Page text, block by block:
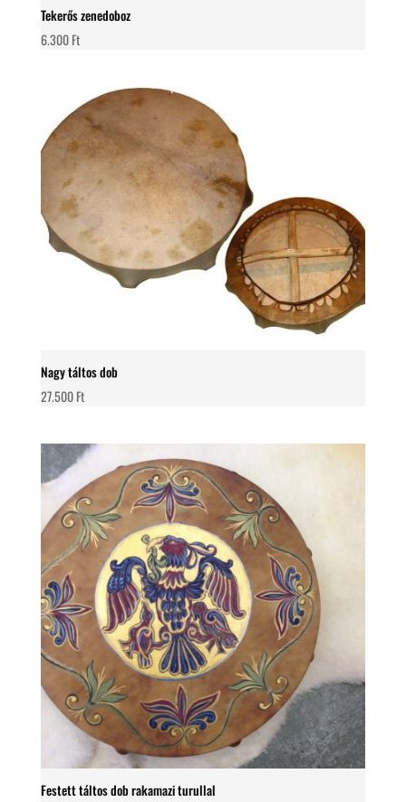
Tekerős zenedoboz
6.300Ft
Nagy táltos dob
27.500Ft
Festett táltos dob rakamazi turullal